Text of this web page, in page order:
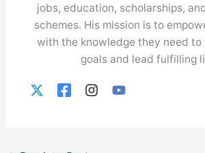
jobs, education, scholarships,
schemes. His mission is to
with the knowledge they need to
goals and lead fulfilling